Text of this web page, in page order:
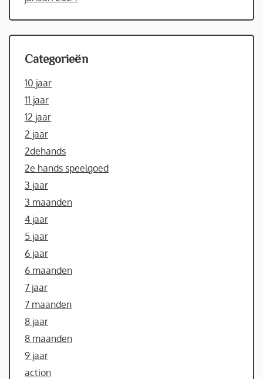
Categorieën
10 jaar
11 jaar
12 jaar
2 jaar
2dehands
2e hands speelgoed
3 jaar
3 maanden
4 jaar
5 jaar
6 jaar
6 maanden
7 jaar
7 maanden
8 jaar
8 maanden
9 jaar
action